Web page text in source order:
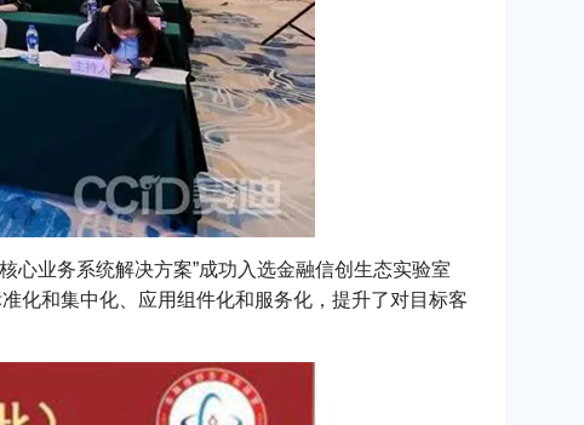
心业务系统解决方案”成功入选金融信创生态实验室
化和集中化、应用组件化和服务化，提升了对目标客